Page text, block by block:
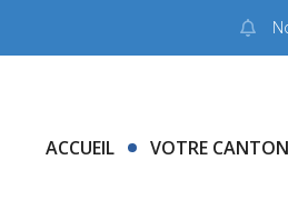
ACCUEIL VOTRE CANTON